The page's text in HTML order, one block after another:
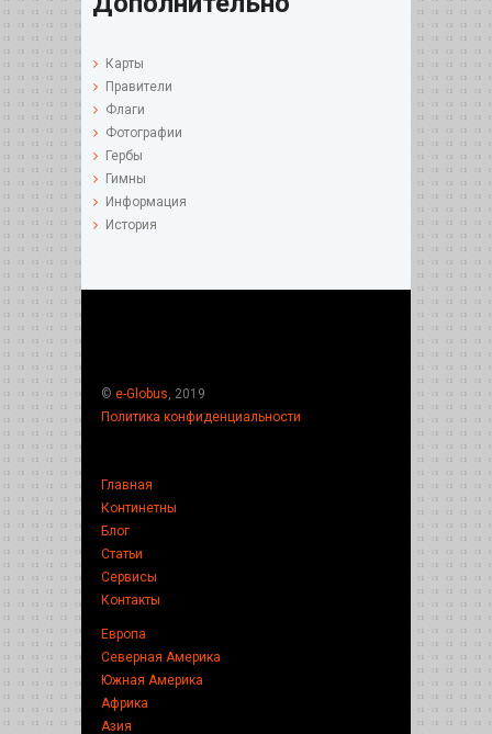
Карты
Правители
Флаги
Фотографии
Гербы
Гимны
Информация
История
© e-Globus , 2019
Политика конфиденциальности
Главная
Континетны
Блог
Статьи
Сервисы
Контакты
Европа
Северная Америка
Южная Америка
Африка
Азия